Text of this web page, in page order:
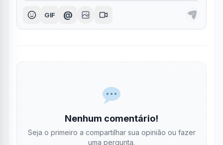
GIF @
Nenhum comentário!
Seja o primeiro a compartilhar sua opinião ou fazer
uma pergunta.